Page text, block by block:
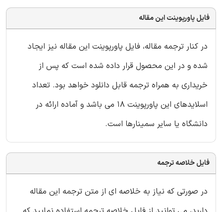
فایل پاورپوینت این مقاله
در کنار ترجمه مقاله، فایل پاورپوینت این مقاله نیز ایجاد
شده و در این محصول قرار داده شده است که پس از
خریداری به همراه ترجمه قابل دانلود خواهد بود. تعداد
اسلایدهای این پاورپوینت 18 می باشد و آماده ارائه در
دانشگاه یا سایر سمینارها است.
فایل خلاصه ترجمه
در صورتی که نیاز به خلاصه ای از متن ترجمه این مقاله